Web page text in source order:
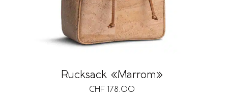
Rucksack «Marrom»
CHF 178.00